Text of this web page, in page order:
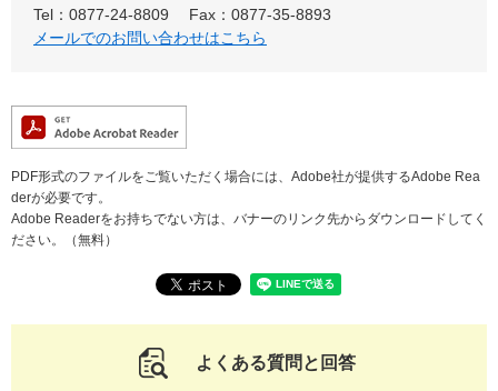
Tel：0877-24-8809
Fax：0877-35-8893
メールでのお問い合わせはこちら
PDF形式のファイルをご覧いただく場合には、Adobe社が提供するAdobe Rea
derが必要です。
Adobe Readerをお持ちでない方は、バナーのリンク先からダウンロードしてく
ださい。（無料）
よくある質問と回答